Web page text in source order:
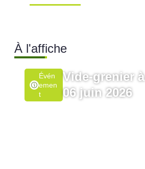
À l'affiche
Évén
Emen
T
Vide-grenier
06 juin 2026